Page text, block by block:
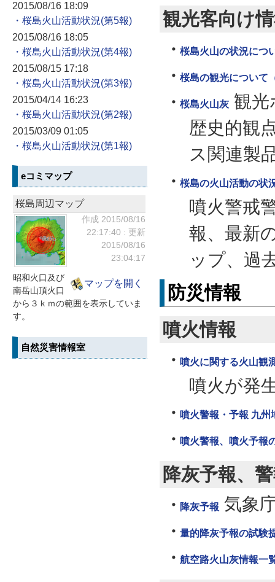
2015/08/16 18:09
・桜島火山活動状況
2015/08/16 18:05
・桜島火山活動状況
2015/08/15 17:18
・桜島火山活動状況
2015/04/14 16:23
・桜島火山活動状況
2015/03/09 01:05
・桜島火山活動状況
eコミマップ
桜島周辺マップ
作成 2015/08/16
22:17:40 : 更新
2015/08/16
23:04:17
マップを開く
昭和火口及び
南岳山頂火口
から３ｋｍの範囲を表示していま
す。
自然災害情報室
観光客向け
桜島火山の状況につ
桜島の観光について
桜島火山灰 観光
歴史的観
ス関連製
桜島の火山活動の状
噴火警戒
報、最新
ップ、過
防災情報
噴火情報
噴火に関する火山観
噴火が発
噴火警報・予報 九州
噴火警報、噴火予
降灰予報、
降灰予報 気象
量的降灰予報の試験
航空路火山灰情報一